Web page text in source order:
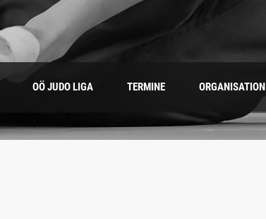
OÖ JUDO LIGA TERMINE ORGANISATION